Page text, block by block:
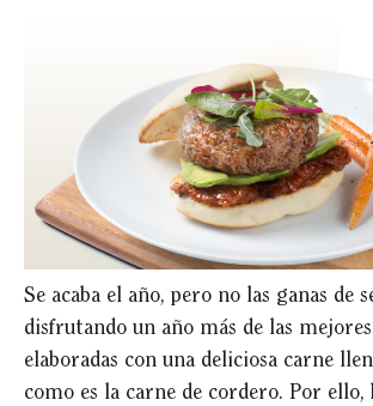
Se acaba el año, pero no las ganas de
disfrutando un año más de las
elaboradas con una deliciosa carne
como es la carne de cordero. Por ello,